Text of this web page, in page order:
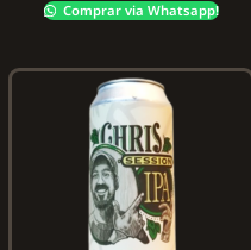
Comprar via Whatsapp!